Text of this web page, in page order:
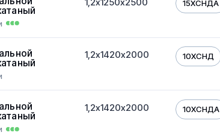
15ХСНДА
1,2х1420х2000 10ХСНД
1,2х1420х2000 10ХСНДА